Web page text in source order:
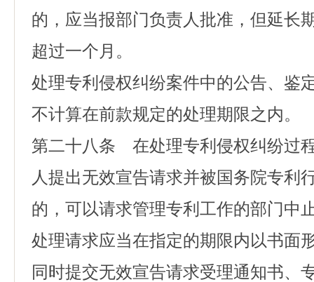
的，应当报部门负责人批准，但延长
超过一个月。
处理专利侵权纠纷案件中的公告、鉴
不计算在前款规定的处理期限之内。
第二十八条 在处理专利侵权纠纷过
人提出无效宣告请求并被国务院专利
的，可以请求管理专利工作的部门中
处理请求应当在指定的期限内以书面
同时提交无效宣告请求受理通知书、